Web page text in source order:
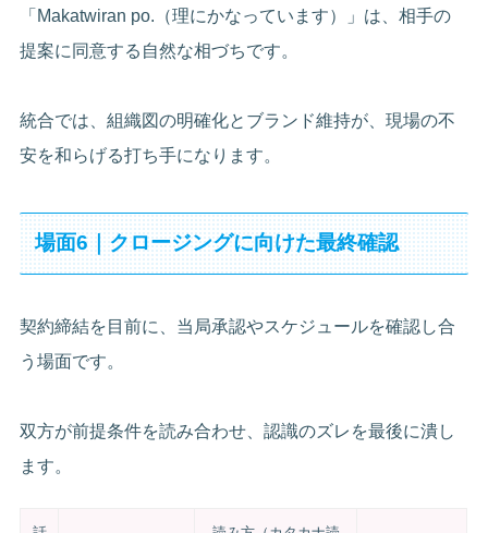
「Makatwiran po.（理にかなっています）」は、相手の
提案に同意する自然な相づちです。
統合では、組織図の明確化とブランド維持が、現場の不
安を和らげる打ち手になります。
場面6｜クロージングに向けた最終確認
契約締結を目前に、当局承認やスケジュールを確認し合
う場面です。
双方が前提条件を読み合わせ、認識のズレを最後に潰し
ます。